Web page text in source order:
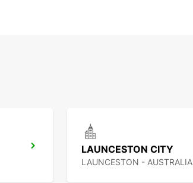
LAUNCESTON CITY
LAUNCESTON - AUSTRALIA